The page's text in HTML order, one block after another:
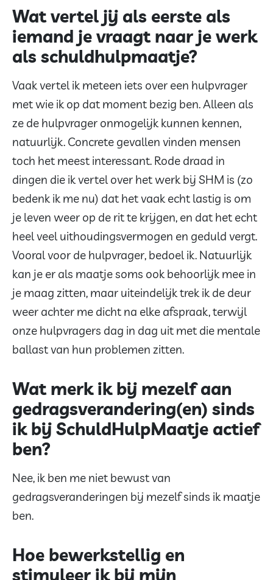
Wat vertel jij als eerste als
iemand je vraagt naar je werk
als schuldhulpmaatje?
Vaak vertel ik meteen iets over een hulpvrager
met wie ik op dat moment bezig ben. Alleen als
ze de hulpvrager onmogelijk kunnen kennen,
natuurlijk. Concrete gevallen vinden mensen
toch het meest interessant. Rode draad in
dingen die ik vertel over het werk bij SHM is (zo
bedenk ik me nu) dat het vaak echt lastig is om
je leven weer op de rit te krijgen, en dat het echt
heel veel uithoudingsvermogen en geduld vergt.
Vooral voor de hulpvrager, bedoel ik. Natuurlijk
kan je er als maatje soms ook behoorlijk mee in
je maag zitten, maar uiteindelijk trek ik de deur
weer achter me dicht na elke afspraak, terwijl
onze hulpvragers dag in dag uit met die mentale
ballast van hun problemen zitten.
Wat merk ik bij mezelf aan
gedragsverandering(en) sinds
ik bij SchuldHulpMaatje actief
ben?
Nee, ik ben me niet bewust van
gedragsveranderingen bij mezelf sinds ik maatje
ben.
Hoe bewerkstellig en
stimuleer ik bij mijn